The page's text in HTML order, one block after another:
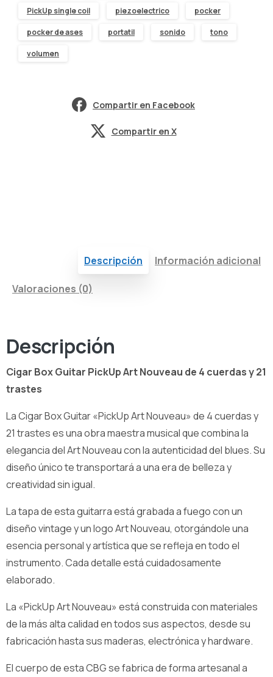
PickUp single coil piezoelectrico pocker
pocker de ases portatil sonido tono
volumen
Compartir en Facebook
Compartir en X
Descripción Información adicional
Valoraciones (0)
Descripción
Cigar Box Guitar PickUp Art Nouveau de 4 cuerdas y 21
trastes
La Cigar Box Guitar «PickUp Art Nouveau» de 4 cuerdas y
21 trastes es una obra maestra musical que combina la
elegancia del Art Nouveau con la autenticidad del blues. Su
diseño único te transportará a una era de belleza y
creatividad sin igual.
La tapa de esta guitarra está grabada a fuego con un
diseño vintage y un logo Art Nouveau, otorgándole una
esencia personal y artística que se refleja en todo el
instrumento. Cada detalle está cuidadosamente
elaborado.
La «PickUp Art Nouveau» está construida con materiales
de la más alta calidad en todos sus aspectos, desde su
fabricación hasta sus maderas, electrónica y hardware.
El cuerpo de esta CBG se fabrica de forma artesanal a